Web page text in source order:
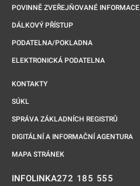
POVINNĚ ZVEŘEJŇOVANÉ INFORMACE
DÁLKOVÝ PŘÍSTUP
PODATELNA/POKLADNA
ELEKTRONICKÁ PODATELNA
KONTAKTY
SÚKL
SPRÁVA ZÁKLADNÍCH REGISTRŮ
DIGITÁLNÍ A INFORMAČNÍ AGENTURA
MAPA STRÁNEK
INFOLINKA272 185 555